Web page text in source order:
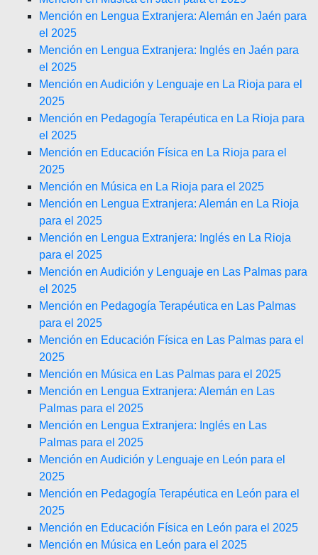
Mención en Lengua Extranjera: Alemán en Jaén para
el 2025
Mención en Lengua Extranjera: Inglés en Jaén para
el 2025
Mención en Audición y Lenguaje en La Rioja para el
2025
Mención en Pedagogía Terapéutica en La Rioja para
el 2025
Mención en Educación Física en La Rioja para el
2025
Mención en Música en La Rioja para el 2025
Mención en Lengua Extranjera: Alemán en La Rioja
para el 2025
Mención en Lengua Extranjera: Inglés en La Rioja
para el 2025
Mención en Audición y Lenguaje en Las Palmas para
el 2025
Mención en Pedagogía Terapéutica en Las Palmas
para el 2025
Mención en Educación Física en Las Palmas para el
2025
Mención en Música en Las Palmas para el 2025
Mención en Lengua Extranjera: Alemán en Las
Palmas para el 2025
Mención en Lengua Extranjera: Inglés en Las
Palmas para el 2025
Mención en Audición y Lenguaje en León para el
2025
Mención en Pedagogía Terapéutica en León para el
2025
Mención en Educación Física en León para el 2025
Mención en Música en León para el 2025